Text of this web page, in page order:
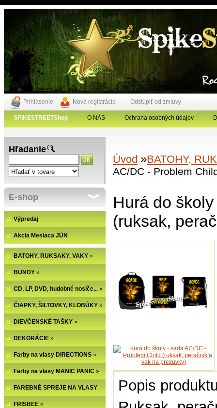
Prihlásenie Nová registrácia Odstúpiť od zmluvy
SPIKESTREETShop O NÁS Ochrana osobných údajov
Hľadanie
E-shop
Výpredaj
Akcia Mesiaca JÚN
BATOHY, RUKSAKY, VAKY »
BUNDY »
CD, LP, DVD, hudobné nosiče... »
ČIAPKY, ŠILTOVKY, KLOBÚKY »
DIEVČENSKÉ TAŠKY »
DEKORÁCIE »
Farby na vlasy DIRECTIONS »
Farby na vlasy MANIC PANIC »
FAREBNÉ SPREJE NA VLASY
FRISBEE »
Úvod »BATOHY,
AC/DC - Problem
Hurá do
(ruksak,
Popis